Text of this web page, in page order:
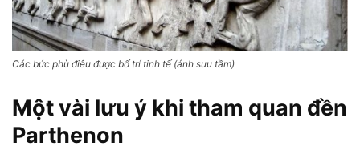
Các bức phù điêu được bố trí tinh tế (ánh sưu tầm)
Một vài lưu ý khi tham quan đền
Parthenon